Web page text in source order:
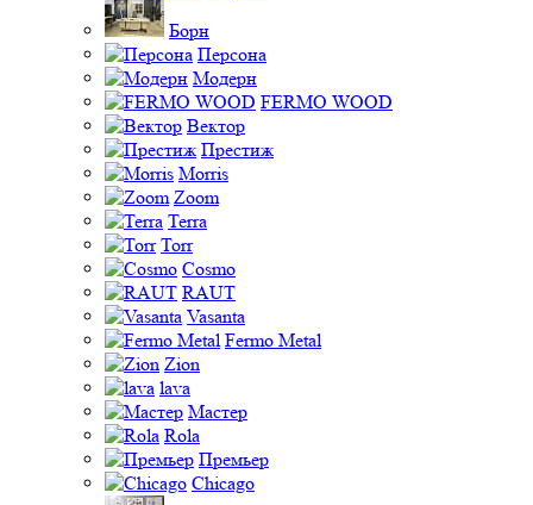
Борн
Персона
Модерн
FERMO WOOD
Вектор
Престиж
Morris
Zoom
Terra
Torr
Cosmo
RAUT
Vasanta
Fermo Metal
Zion
lava
Мастер
Rola
Премьер
Chicago